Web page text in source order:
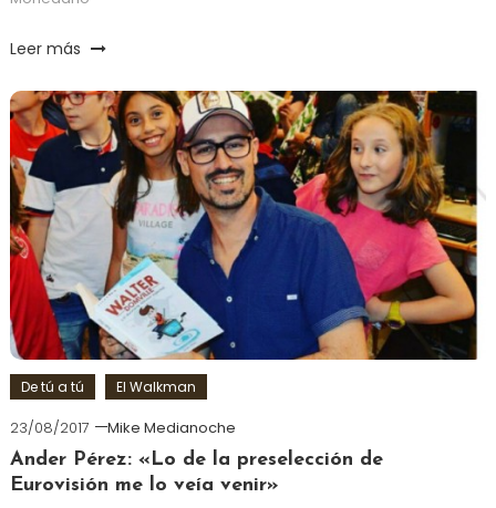
Leer más
De tú a tú El Walkman
23/08/2017
Mike Medianoche
Ander Pérez: «Lo de la preselección de
Eurovisión me lo veía venir»